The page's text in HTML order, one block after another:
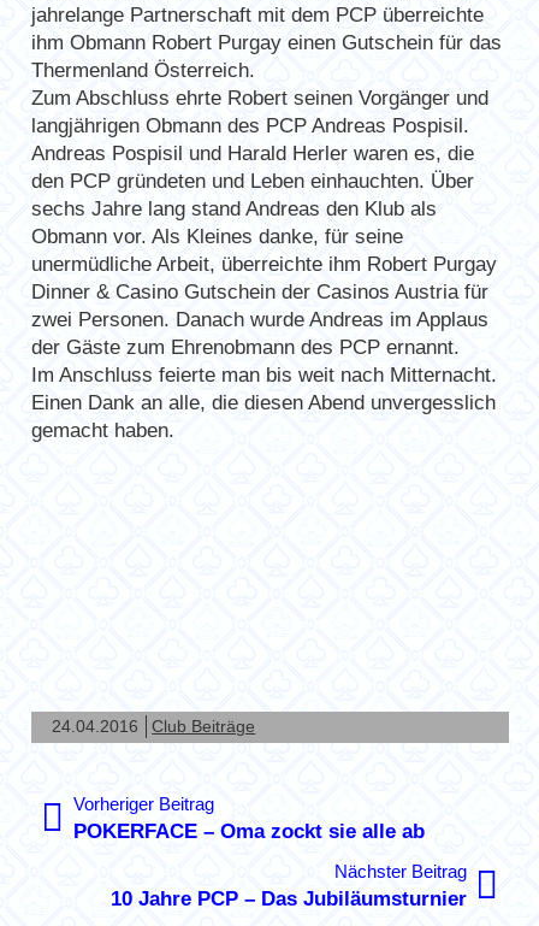
Regelwerk
Tipps und Tricks
jahrelange Partnerschaft mit dem PCP überreichte
ihm Obmann Robert Purgay einen Gutschein für das
Thermenland Österreich.
Zum Abschluss ehrte Robert seinen Vorgänger und
langjährigen Obmann des PCP Andreas Pospisil.
Andreas Pospisil und Harald Herler waren es, die
den PCP gründeten und Leben einhauchten. Über
sechs Jahre lang stand Andreas den Klub als
Obmann vor. Als Kleines danke, für seine
unermüdliche Arbeit, überreichte ihm Robert Purgay
Dinner & Casino Gutschein der Casinos Austria für
zwei Personen. Danach wurde Andreas im Applaus
der Gäste zum Ehrenobmann des PCP ernannt.
Im Anschluss feierte man bis weit nach Mitternacht.
Einen Dank an alle, die diesen Abend unvergesslich
gemacht haben.
24.04.2016 Club Beiträge
Beitragsnavigation
Vorheriger BeitragVorheriger
Beitrag:
POKERFACE – Oma zockt sie alle ab
Nächster Beitrag
Beitrag:
10 Jahre PCP – Das Jubiläumsturnier